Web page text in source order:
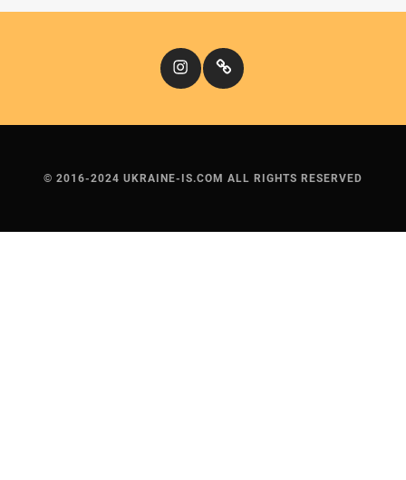
InstagramКіномандри
© 2016-2024 UKRAINE-IS.COM ALL RIGHTS RESERVED